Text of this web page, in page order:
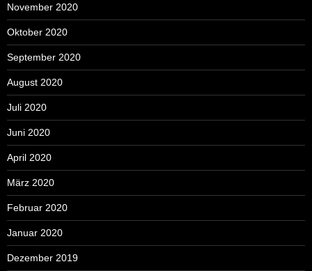
November 2020
Oktober 2020
September 2020
August 2020
Juli 2020
Juni 2020
April 2020
März 2020
Februar 2020
Januar 2020
Dezember 2019